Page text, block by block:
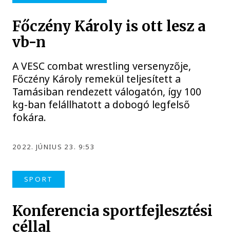
Főczény Károly is ott lesz a
vb-n
A VESC combat wrestling versenyzője,
Főczény Károly remekül teljesített a
Tamásiban rendezett válogatón, így 100
kg-ban felállhatott a dobogó legfelső
fokára.
2022. JÚNIUS 23. 9:53
SPORT
Konferencia sportfejlesztési
céllal